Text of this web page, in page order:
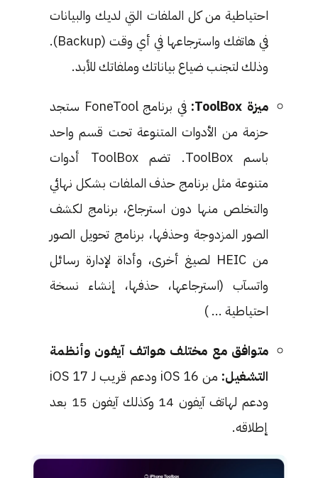
احتياطية من كل الملفات التي لديك والبيانات
في هاتفك واسترجاعها في أي وقت (Backup).
وذلك لتجنب ضياع بياناتك وملفاتك للأبد.
ميزة ToolBox:
في برنامج FoneTool ستجد
حزمة من الأدوات المتنوعة تحت قسم واحد
باسم ToolBox. تضم ToolBox أدوات
متنوعة مثل برنامج حذف الملفات بشكل نهائي
والتخلص منها دون استرجاع، برنامج لكشف
الصور المزدوجة وحذفها، برنامج تحويل الصور
من HEIC لصيغ أخرى، وأداة لإدارة رسائل
واتسآب (استرجاعها، حذفها، إنشاء نسخة
احتياطية ... )
متوافق مع مختلف هواتف آيفون وأنظمة
التشغيل:
من iOS 16 ودعم قريب لـ iOS 17
ودعم لهاتف آيفون 14 وكذلك آيفون 15 بعد
إطلاقه.